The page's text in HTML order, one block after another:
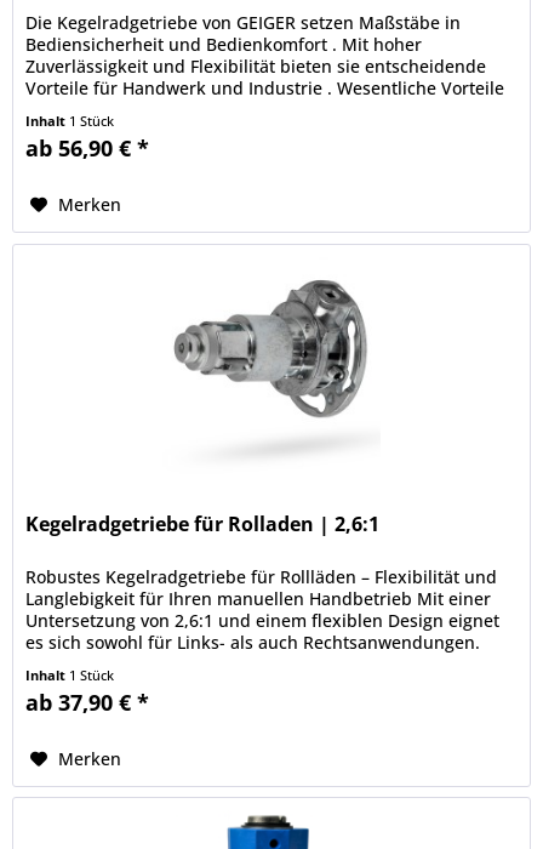
Die Kegelradgetriebe von GEIGER setzen Maßstäbe in
Bediensicherheit und Bedienkomfort . Mit hoher
Zuverlässigkeit und Flexibilität bieten sie entscheidende
Vorteile für Handwerk und Industrie . Wesentliche Vorteile
Inhalt 1 Stück
ab 56,90 € *
Merken
Kegelradgetriebe für Rolladen | 2,6:1
Robustes Kegelradgetriebe für Rollläden – Flexibilität und
Langlebigkeit für Ihren manuellen Handbetrieb Mit einer
Untersetzung von 2,6:1 und einem flexiblen Design eignet
es sich sowohl für Links- als auch Rechtsanwendungen.
Inhalt 1 Stück
ab 37,90 € *
Merken